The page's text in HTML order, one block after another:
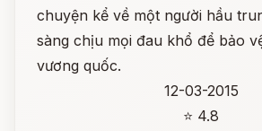
chuyện kể về một người hầu
sàng chịu mọi đau khổ để bảo
vương quốc.
12-03-2015
⭐ 4.8